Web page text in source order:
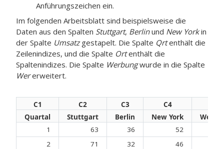
Anführungszeichen ein.
Im folgenden Arbeitsblatt sind beispielsweise die
Daten aus den Spalten Stuttgart, Berlinund New Yorkin
der Spalte Umsatzgestapelt. Die Spalte Qrtenthält die
Zeilenindizes, und die Spalte Ortenthält die
Spaltenindizes. Die Spalte Werbungwurde in die Spalte
Wererweitert.
C1 C2 C3 C4
Quartal
Stuttgart Berlin New York
1
63 36 52
2
71 32 46